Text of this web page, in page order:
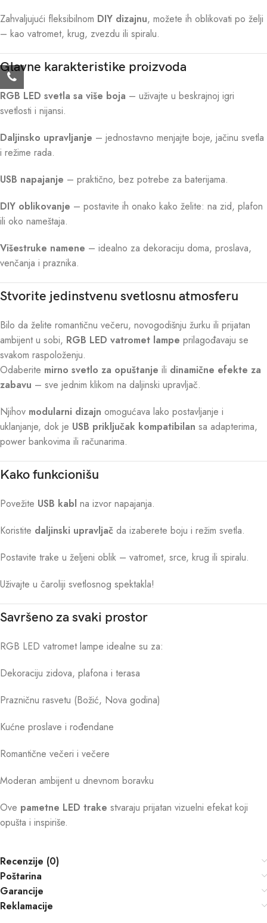
Zahvaljujući fleksibilnom DIY dizajnu, možete ih oblikovati po želji
– kao vatromet, krug, zvezdu ili spiralu.
Glavne karakteristike proizvoda
RGB LED svetla sa više boja – uživajte u beskrajnoj igri
svetlosti i nijansi.
Daljinsko upravljanje – jednostavno menjajte boje, jačinu svetla
i režime rada.
USB napajanje – praktično, bez potrebe za baterijama.
DIY oblikovanje – postavite ih onako kako želite: na zid, plafon
ili oko nameštaja.
Višestruke namene – idealno za dekoraciju doma, proslava,
venčanja i praznika.
Stvorite jedinstvenu svetlosnu atmosferu
Bilo da želite romantičnu večeru, novogodišnju žurku ili prijatan
ambijent u sobi, RGB LED vatromet lampe prilagođavaju se
svakom raspoloženju.
Odaberite mirno svetlo za opuštanje ili dinamične efekte za
zabavu – sve jednim klikom na daljinski upravljač.
Njihov modularni dizajn omogućava lako postavljanje i
uklanjanje, dok je USB priključak kompatibilan sa adapterima,
power bankovima ili računarima.
Kako funkcionišu
Povežite USB kabl na izvor napajanja.
Koristite daljinski upravljač da izaberete boju i režim svetla.
Postavite trake u željeni oblik – vatromet, srce, krug ili spiralu.
Uživajte u čaroliji svetlosnog spektakla!
Savršeno za svaki prostor
RGB LED vatromet lampe idealne su za:
Dekoraciju zidova, plafona i terasa
Prazničnu rasvetu (Božić, Nova godina)
Kućne proslave i rođendane
Romantične večeri i večere
Moderan ambijent u dnevnom boravku
Ove pametne LED trake stvaraju prijatan vizuelni efekat koji
opušta i inspiriše.
Recenzije (0)
Poštarina
Garancije
Reklamacije